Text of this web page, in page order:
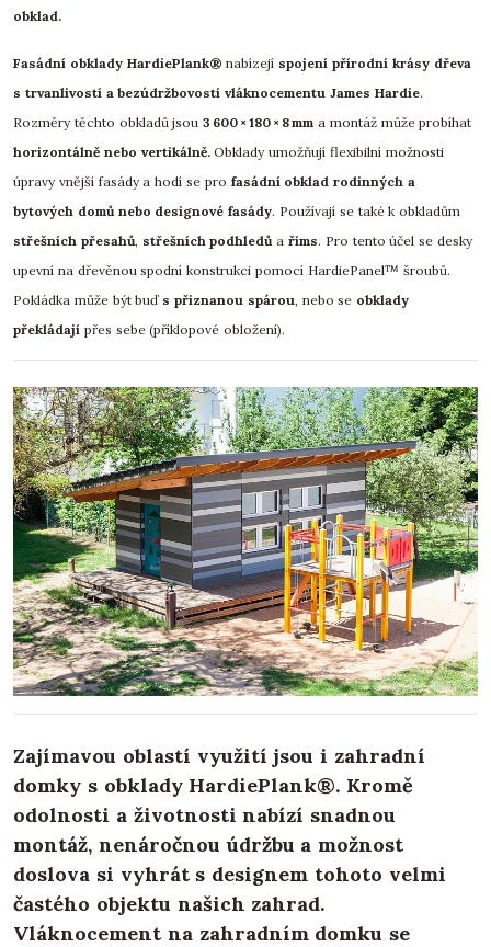
obklad.
Fasádní obklady HardiePlank® nabízejí spojení přírodní krásy dřeva
s trvanlivostí a bezúdržbovostí vláknocementu James Hardie.
Rozměry těchto obkladů jsou3 600 × 180 × 8 mm a montáž může probíhat
horizontálně nebo vertikálně.Obklady umožňují flexibilní možnosti
úpravy vnější fasády a hodí se pro fasádní obklad rodinných a
bytových domů nebo designové fasády. Používají se také k obkladům
střešních přesahů, střešních podhledů aříms. Pro tento účel se desky
upevní na dřevěnou spodní konstrukci pomocí HardiePanel™ šroubů.
Pokládka může být buď s přiznanou spárou, nebo se obklady
překládají přes sebe (příklopové obložení).
Zajímavou oblastí využití jsou i zahradní
domky s obklady HardiePlank®. Kromě
odolnosti a životnosti nabízí snadnou
montáž, nenáročnou údržbu a možnost
doslova si vyhrát s designem tohoto velmi
častého objektu našich zahrad.
Vláknocement na zahradním domku se